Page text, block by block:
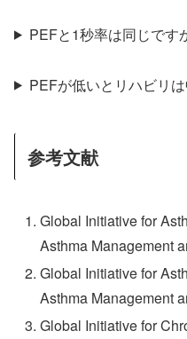
PEFと1秒率は同じです
PEFが低いとリハビリ
参考文献
Global Initiative for
Asthma Management
Global Initiative for
Asthma Management
Global Initiative for